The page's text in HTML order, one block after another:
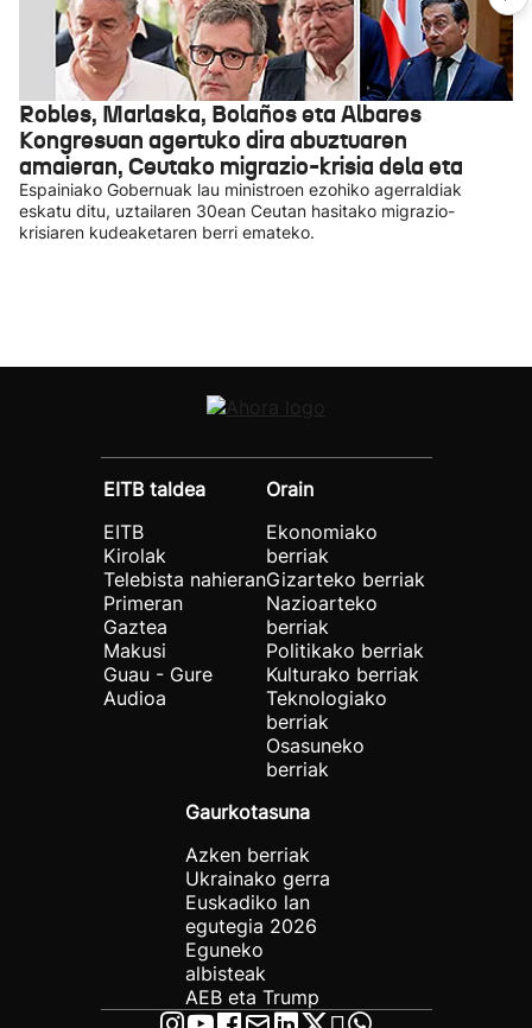
Robles, Marlaska, Bolaños eta Albares
Kongresuan agertuko dira abuztuaren
amaieran, Ceutako migrazio-krisia dela eta
Espainiako Gobernuak lau ministroen ezohiko agerraldiak
eskatu ditu, uztailaren 30ean Ceutan hasitako migrazio-
krisiaren kudeaketaren berri emateko.
EITB taldea
EITB
Kirolak
Telebista nahieran
Primeran
Gaztea
Makusi
Guau - Gure
Audioa
Orain
Ekonomiako
berriak
Gizarteko berriak
Nazioarteko
berriak
Politikako berriak
Kulturako berriak
Teknologiako
berriak
Osasuneko
berriak
Gaurkotasuna
Azken berriak
Ukrainako gerra
Euskadiko lan
egutegia 2026
Eguneko
albisteak
AEB eta Trump